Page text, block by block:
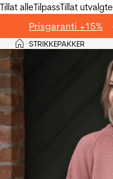
Tillat alleTilpassTillat utvalgte
Prisgaranti +15%
Hjem
>STRIKKEPAKKER